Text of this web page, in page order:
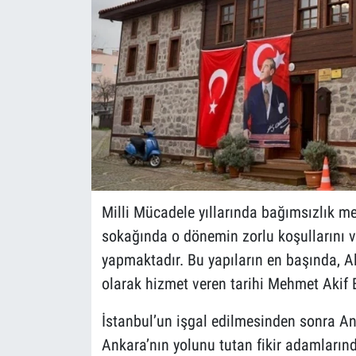
Milli Mücadele yıllarında bağımsızlık
sokağında o dönemin zorlu koşullarını
yapmaktadır. Bu yapıların en
olarak hizmet veren tarihi Mehmet Akif
İstanbul’un işgal edilmesinden sonra
Ankara’nın yolunu tutan fikir